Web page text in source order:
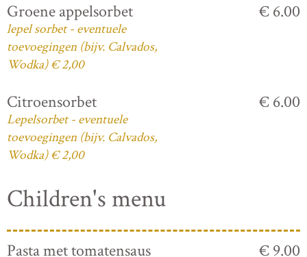
Groene appelsorbet
lepel sorbet - eventuele
toevoegingen (bijv. Calvados,
Wodka) € 2,00
€ 6.00
Citroensorbet
Lepelsorbet - eventuele
toevoegingen (bijv. Calvados,
Wodka) € 2,00
€ 6.00
Children's menu
Pasta met tomatensaus € 9.00